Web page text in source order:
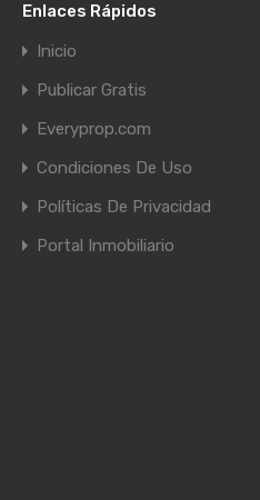
Enlaces Rápidos
Inicio
Publicar Gratis
Everyprop.com
Condiciones De Uso
Políticas De Privacidad
Portal Inmobiliario